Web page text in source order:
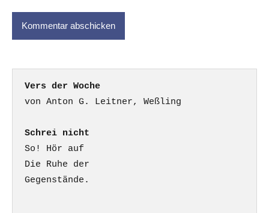
Vers der Woche
Schrei nicht
So! Hör auf
Die Ruhe der
Gegenstände.